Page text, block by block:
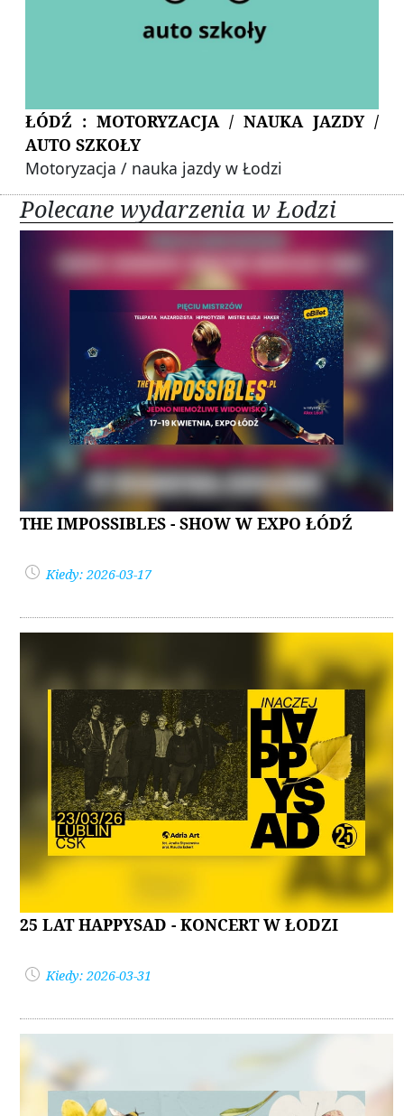
ŁÓDŹ : MOTORYZACJA / NAUKA JAZDY /
AUTO SZKOŁY
Motoryzacja / nauka jazdy w Łodzi
Polecane wydarzenia w Łodzi
THE IMPOSSIBLES - SHOW W EXPO ŁÓDŹ
Kiedy: 2026-03-17
25 LAT HAPPYSAD - KONCERT W ŁODZI
Kiedy: 2026-03-31